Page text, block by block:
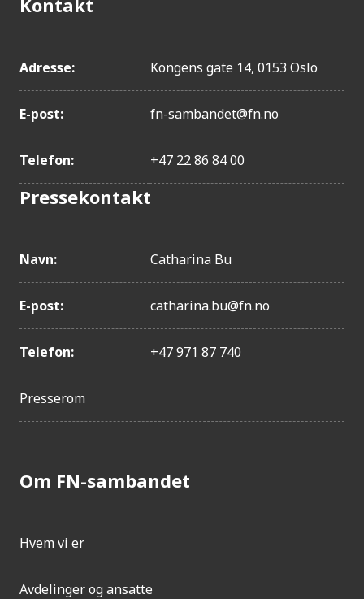
Adresse: Kongens gate 14, 0153 Oslo
E-post: fn-sambandet@fn.no
Telefon: +47 22 86 84 00
Pressekontakt
Navn: Catharina Bu
E-post: catharina.bu@fn.no
Telefon: +47 971 87 740
Presserom
Om FN-sambandet
Hvem vi er
Avdelinger og ansatte